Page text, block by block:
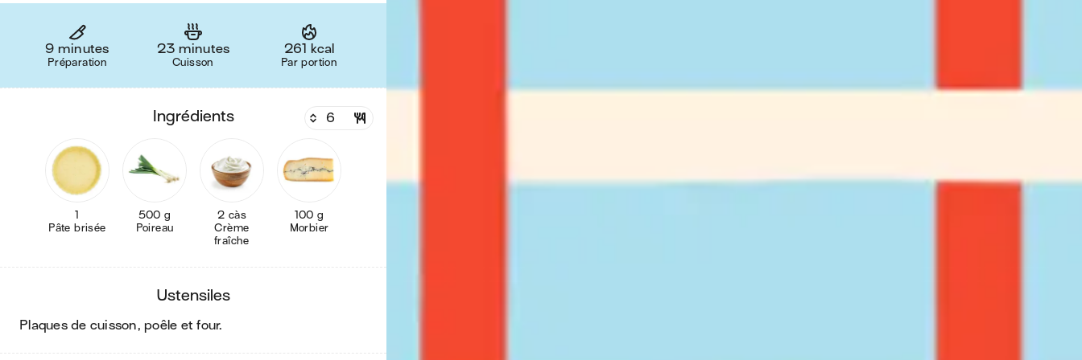
9 minutes
Préparation
23 minutes
Cuisson
261 kcal
Par portion
ingrédients
1
Pâte brisée
500 g
Poireau
2 càs
Crème
fraîche
100 g
Morbier
ustensiles
plaques de cuisson, poêle et four.